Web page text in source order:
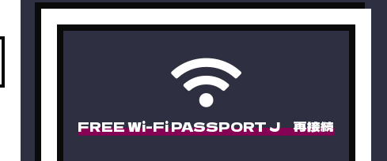
FREE Wi-Fi PASSPORT J 再接続